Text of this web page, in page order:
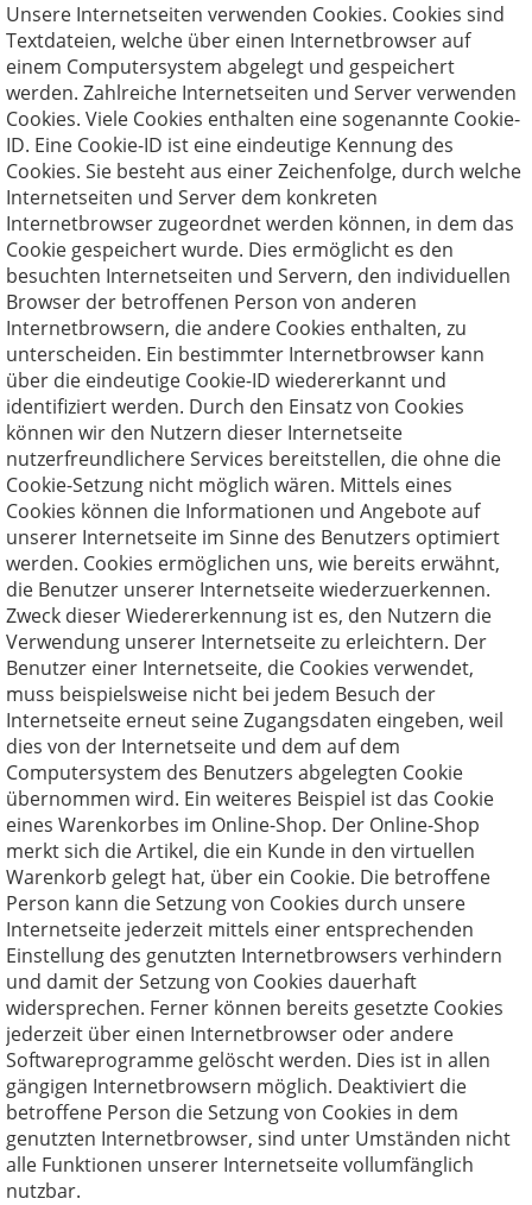
Unsere Internetseiten verwenden Cookies. Cookies sind
Textdateien, welche über einen Internetbrowser auf
einem Computersystem abgelegt und gespeichert
werden. Zahlreiche Internetseiten und Server verwenden
Cookies. Viele Cookies enthalten eine sogenannte Cookie-
ID. Eine Cookie-ID ist eine eindeutige Kennung des
Cookies. Sie besteht aus einer Zeichenfolge, durch welche
Internetseiten und Server dem konkreten
Internetbrowser zugeordnet werden können, in dem das
Cookie gespeichert wurde. Dies ermöglicht es den
besuchten Internetseiten und Servern, den individuellen
Browser der betroffenen Person von anderen
Internetbrowsern, die andere Cookies enthalten, zu
unterscheiden. Ein bestimmter Internetbrowser kann
über die eindeutige Cookie-ID wiedererkannt und
identifiziert werden. Durch den Einsatz von Cookies
können wir den Nutzern dieser Internetseite
nutzerfreundlichere Services bereitstellen, die ohne die
Cookie-Setzung nicht möglich wären. Mittels eines
Cookies können die Informationen und Angebote auf
unserer Internetseite im Sinne des Benutzers optimiert
werden. Cookies ermöglichen uns, wie bereits erwähnt,
die Benutzer unserer Internetseite wiederzuerkennen.
Zweck dieser Wiedererkennung ist es, den Nutzern die
Verwendung unserer Internetseite zu erleichtern. Der
Benutzer einer Internetseite, die Cookies verwendet,
muss beispielsweise nicht bei jedem Besuch der
Internetseite erneut seine Zugangsdaten eingeben, weil
dies von der Internetseite und dem auf dem
Computersystem des Benutzers abgelegten Cookie
übernommen wird. Ein weiteres Beispiel ist das Cookie
eines Warenkorbes im Online-Shop. Der Online-Shop
merkt sich die Artikel, die ein Kunde in den virtuellen
Warenkorb gelegt hat, über ein Cookie. Die betroffene
Person kann die Setzung von Cookies durch unsere
Internetseite jederzeit mittels einer entsprechenden
Einstellung des genutzten Internetbrowsers verhindern
und damit der Setzung von Cookies dauerhaft
widersprechen. Ferner können bereits gesetzte Cookies
jederzeit über einen Internetbrowser oder andere
Softwareprogramme gelöscht werden. Dies ist in allen
gängigen Internetbrowsern möglich. Deaktiviert die
betroffene Person die Setzung von Cookies in dem
genutzten Internetbrowser, sind unter Umständen nicht
alle Funktionen unserer Internetseite vollumfänglich
nutzbar.